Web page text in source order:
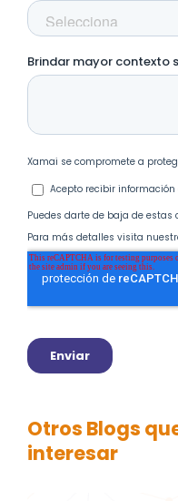
Otros Blogs
interesar